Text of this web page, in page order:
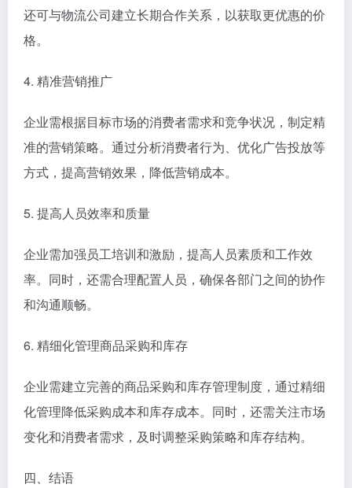
还可与物流公司建立长期合作关系，以获取更优惠的价
格。
4. 精准营销推广
企业需根据目标市场的消费者需求和竞争状况，制定精
准的营销策略。通过分析消费者行为、优化广告投放等
方式，提高营销效果，降低营销成本。
5. 提高人员效率和质量
企业需加强员工培训和激励，提高人员素质和工作效
率。同时，还需合理配置人员，确保各部门之间的协作
和沟通顺畅。
6. 精细化管理商品采购和库存
企业需建立完善的商品采购和库存管理制度，通过精细
化管理降低采购成本和库存成本。同时，还需关注市场
变化和消费者需求，及时调整采购策略和库存结构。
四、结语